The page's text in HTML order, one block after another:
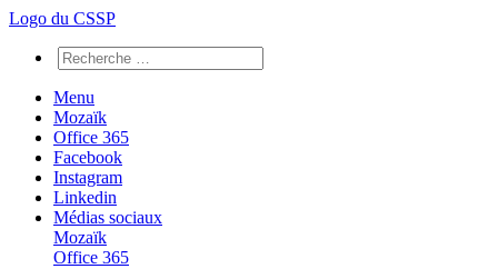
Logo du CSSP
Menu
Mozaïk
Office 365
Facebook
Instagram
Linkedin
Médias sociaux
Mozaïk
Office 365